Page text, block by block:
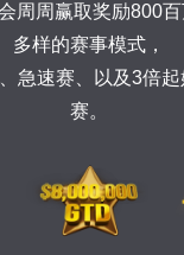
周周赢取奖励800百
多样的赛事模式，
急速赛、以及3倍
赛。